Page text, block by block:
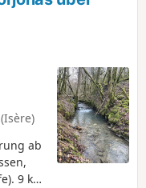
ab
9 km